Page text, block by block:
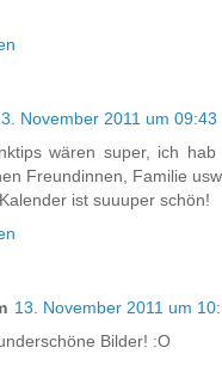
November 2011 um 09:43
wären super, ich
Freundinnen, Familie
ist suuuper schön!
13. November 2011 um
Bilder! :O